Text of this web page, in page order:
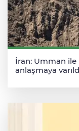
İran: Umman ile
anlaşmaya